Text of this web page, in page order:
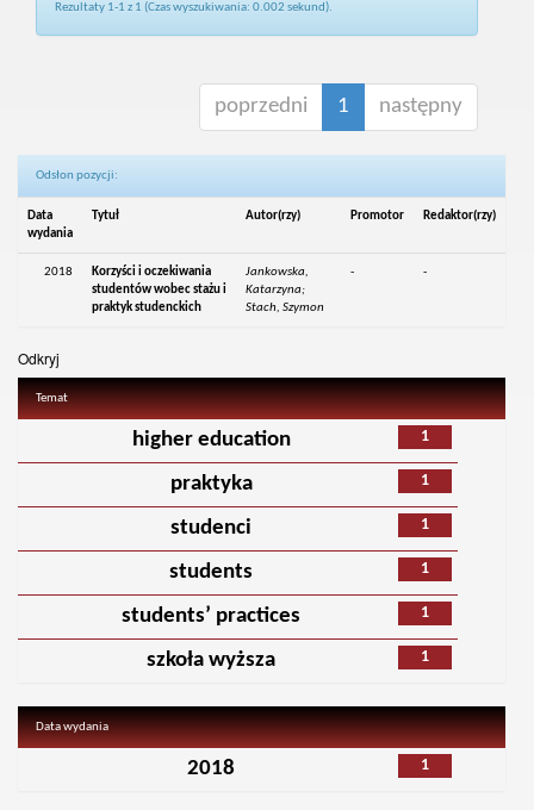
Rezultaty 1-1 z 1 (Czas wyszukiwania: 0.002 sekund).
poprzedni 1 następny
Odsłon pozycji:
Data
wydania
Tytuł Autor(rzy) Promotor Redaktor(rzy)
2018
Korzyści i oczekiwania
studentów wobec stażu i
praktyk studenckich
Jankowska,
Katarzyna;
Stach, Szymon
- -
Odkryj
Temat
1
higher education
1
praktyka
1
studenci
1
students
1
students’ practices
1
szkoła wyższa
Data wydania
1
2018